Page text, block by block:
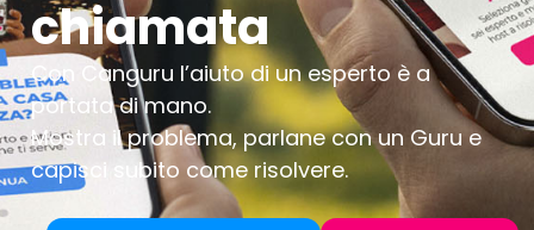
chiamata
Con Canguru l’aiuto di un esperto è a
portata di mano.
Mostra il problema, parlane con un Guru e
capisci subito come risolvere.